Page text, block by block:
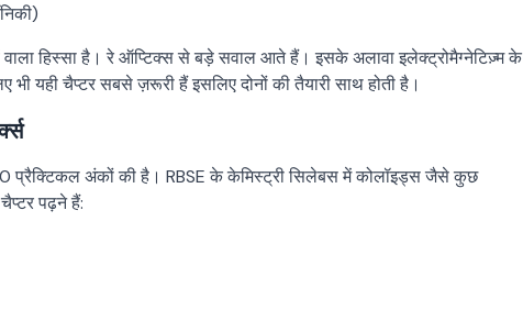
हिस्सा है। रे ऑप्टिक्स से बड़े सवाल आते हैं। इसके अलावा इलेक्ट्रोमैग्नेटिज़्म के
यही चैप्टर सबसे ज़रूरी हैं इसलिए दोनों की तैयारी साथ होती है।
प्रैक्टिकल अंकों की है। RBSE के केमिस्ट्री सिलेबस में कोलॉइड्स जैसे कुछ
पढ़ने हैं: